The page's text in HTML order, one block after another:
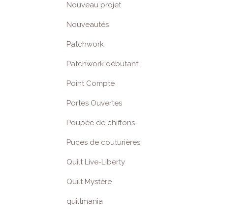
Nouveau projet
Nouveautés
Patchwork
Patchwork débutant
Point Compté
Portes Ouvertes
Poupée de chiffons
Puces de couturières
Quilt Live-Liberty
Quilt Mystère
quiltmania